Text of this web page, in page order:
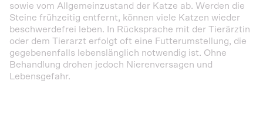
sowie vom Allgemeinzustand der Katze ab. Werden die
Steine frühzeitig entfernt, können viele Katzen wieder
beschwerdefrei leben. In Rücksprache mit der Tierärztin
oder dem Tierarzt erfolgt oft eine Futterumstellung, die
gegebenenfalls lebenslänglich notwendig ist. Ohne
Behandlung drohen jedoch Nierenversagen und
Lebensgefahr.